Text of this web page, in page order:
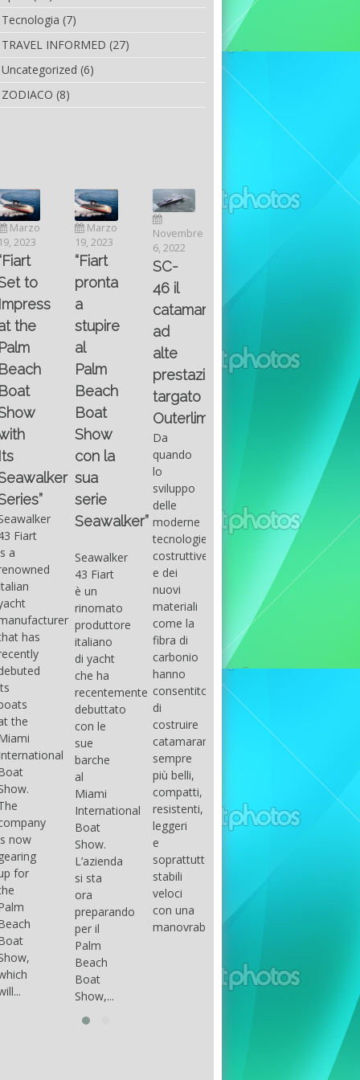
Tecnologia (7)
TRAVEL INFORMED (27)
Uncategorized (6)
ZODIACO (8)
Marzo
19, 2023
a
al
Palm
Beach
con la
Fiart
un
yacht
ha
le
International
sta
il
Novembre
6, 2022
SC-
46 il
catamarano
ad
alte
prestazioni
targato
Outerlimits.
Da
quando
lo
sviluppo
delle
moderne
costruttive
e dei
nuovi
materiali
come la
fibra di
carbonio
hanno
consentito
di
costruire
catamarani
sempre
più belli,
compatti,
resistenti,
leggeri
e
soprattutto
stabili
veloci
con una
manovrabilità...
Luglio
6, 2022
Fountain 38SC
abitabilità,
affidabilità
prestazioni
Fountain
38SC è
una
barca a
console
centrale
sportiva
di lusso,
dove
velocità,
comodità
sicurezza
s’integrano
perfettamente,
cantiere
Fountain
ha
costruire
per tutti
di
barche
ad alte
prestazioni,
che...
Multiple
on
basic
on
basic
intention
draw
attention
to the
use of
formulas
to be
occur.
The
correct
GUITAR
Santana
had its
maximum
in the
early
seventies
that
Santana,
parts of
the
group.